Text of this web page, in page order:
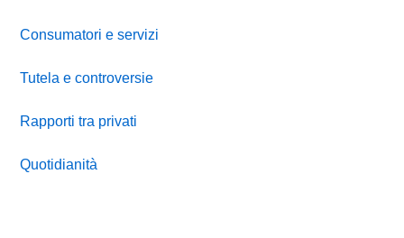
Consumatori e servizi
Tutela e controversie
Rapporti tra privati
Quotidianità